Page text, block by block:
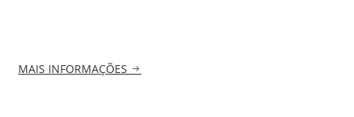
MAIS INFORMAÇÕES